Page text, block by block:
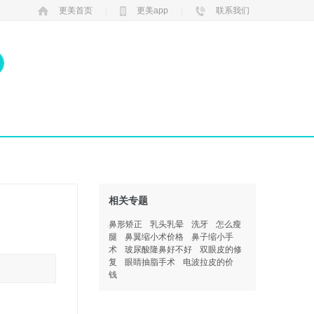
更美首页 更美app 联系我们
相关专题
鼻形矫正 乳头乳晕 洗牙
怎么瘦
腿
鼻翼缩小术价格
鼻子缩小手
术
玻尿酸隆鼻好不好
双眼皮的修
复
眼睛抽脂手术
电波拉皮的价
钱